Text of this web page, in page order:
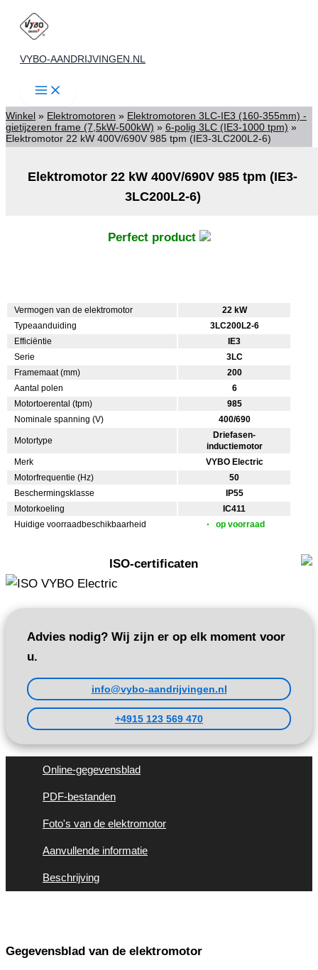
naar
VYBO-AANDRIJVINGEN.NL
Winkel » Elektromotoren » Elektromotoren 3LC-IE3 (160-355mm) -
gietijzeren frame (7,5kW-500kW) » 6-polig 3LC (IE3-1000 tpm) »
Elektromotor 22 kW 400V/690V 985 tpm (IE3-3LC200L2-6)
Elektromotor 22 kW 400V/690V 985 tpm (IE3-
3LC200L2-6)
Perfect product
Vermogen van de elektromotor
22 kW
Typeaanduiding
3LC200L2-6
Efficiëntie
IE3
Serie
3LC
Framemaat (mm)
200
Aantal polen
6
Motortoerental (tpm)
985
Nominale spanning (V)
400/690
Motortype
Driefasen-
inductiemotor
Merk
VYBO Electric
Motorfrequentie (Hz)
50
Beschermingsklasse
IP55
Motorkoeling
IC411
Huidige voorraadbeschikbaarheid
op voorraad
ISO-certificaten
Advies nodig? Wij zijn er op elk moment voor
u.
info@vybo-aandrijvingen.nl
+4915 123 569 470
Online-gegevensblad
PDF-bestanden
Foto's van de elektromotor
Aanvullende informatie
Beschrijving
Gegevensblad van de elektromotor